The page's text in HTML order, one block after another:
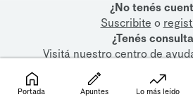
¿No tenés
Suscribite o
¿Tenés
Visitá nuestrocentro de
Portada Apuntes Lo más leído